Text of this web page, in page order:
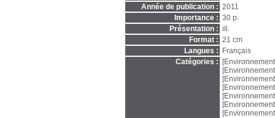
Année de publication : 2011
Importance : 30 p.
Présentation : ill.
Format : 21 cm
Langues :
Français
Catégories :